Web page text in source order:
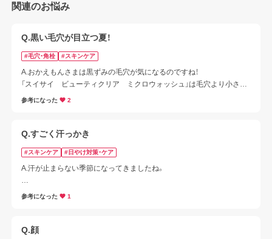
関連のお悩み
Q.黒い毛穴が目立つ夏！
#毛穴・角栓 #スキンケア
A.おかえもんさまは黒ずみの毛穴が気になるのですね！
「スイサイ　ビューティクリア　ミクロウォッシュ」は毛穴より小さい
2種のクレイ※（洗浄成分）で毛穴汚れをすっきり吸着する処方となっ
やザラつきが気になる際はぜひご使用ください♪
参考になった 2
Q.すごく汗っかき
#スキンケア #日やけ対策・ケア
A.汗が止まらない季節になってきましたね。
日やけ止めは一度塗っただけでは時間の経過とともに汗や皮脂、衣服
な量を肌にムラなく塗ることと、こまめに塗り直しをしていただくこ
参考になった 1
Q.顔